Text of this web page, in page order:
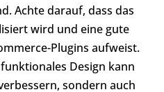
Achte darauf, dass das
wird und eine gute
Plugins aufweist.
Design kann
sondern auch